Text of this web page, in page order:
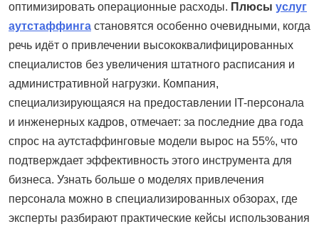
оптимизировать операционные расходы. Плюсы услуг
аутстаффинга становятся особенно очевидными, когда
речь идёт о привлечении высококвалифицированных
специалистов без увеличения штатного расписания и
административной нагрузки. Компания,
специализирующаяся на предоставлении IT-персонала
и инженерных кадров, отмечает: за последние два года
спрос на аутстаффинговые модели вырос на 55%, что
подтверждает эффективность этого инструмента для
бизнеса. Узнать больше о моделях привлечения
персонала можно в специализированных обзорах, где
эксперты разбирают практические кейсы использования